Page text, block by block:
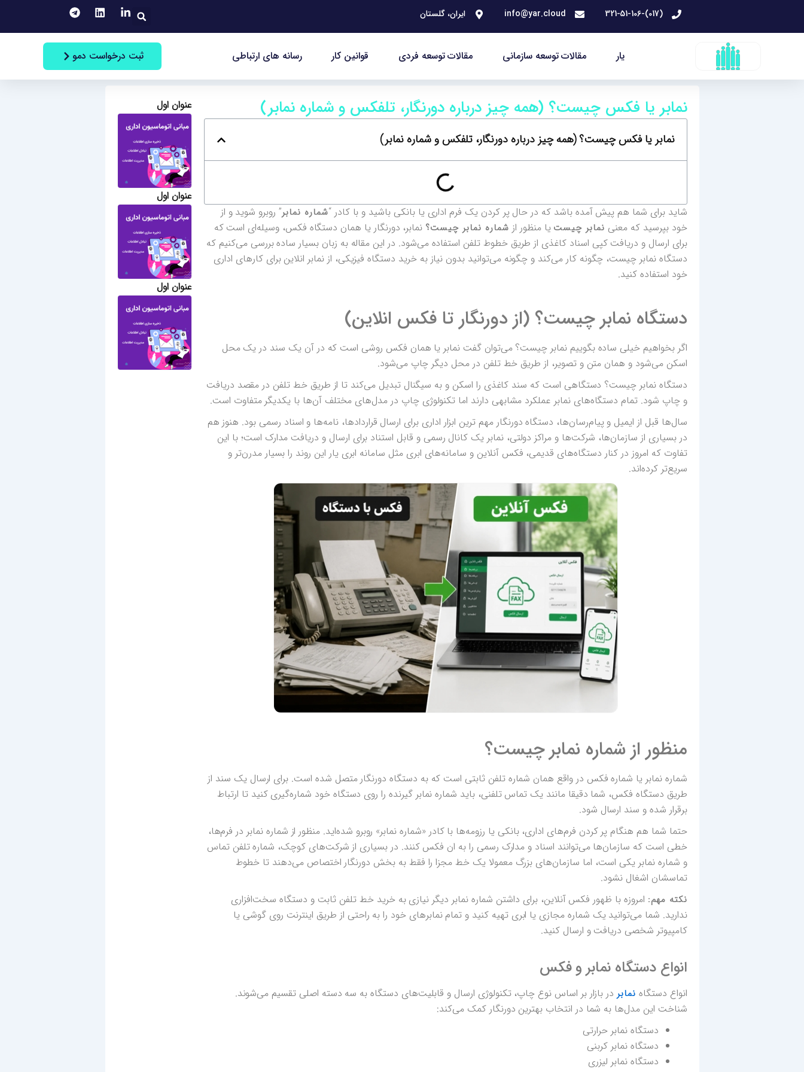
محتوا
(017)-321-51-106
info@yar.cloud ایران، گلستان جستجو
یار مقالات توسعه سازمانی مقالات توسعه فردی قوانین کار رسانه های ارتباطی ثبت درخواست دمو
نمابر یا فکس چیست؟ (همه چیز درباره دورنگار، تلفکس و شماره نمابر)
نمابر یا فکس چیست؟ (همه چیز درباره دورنگار، تلفکس و شماره نمابر)
شاید برای شما هم پیش آمده باشد که در حال پر کردن یک فرم اداری یا بانکی باشید و با کادر “شماره نمابر” روبرو شوید و از
خود بپرسید که معنی نمابر چیست یا منظور از شماره نمابر چیست؟ نمابر، دورنگار یا همان دستگاه فکس، وسیله‌ای است که
برای ارسال و دریافت کپی اسناد کاغذی از طریق خطوط تلفن استفاده می‌شود. در این مقاله به زبان بسیار ساده بررسی می‌کنیم که
دستگاه نمابر چیست، چگونه کار می‌کند و چگونه می‌توانید بدون نیاز به خرید دستگاه فیزیکی، از نمابر انلاین برای کارهای اداری
خود استفاده کنید.
دستگاه نمابر چیست؟ (از دورنگار تا فکس انلاین)
اگر بخواهیم خیلی ساده بگوییم نمابر چیست؟ می‌توان گفت نمابر یا همان فکس روشی است که در آن یک سند در یک محل
اسکن می‌شود و همان متن و تصویر، از طریق خط تلفن در محل دیگر چاپ می‌شود.
دستگاه نمابر چیست؟ دستگاهی است که سند کاغذی را اسکن و به سیگنال تبدیل می‌کند تا از طریق خط تلفن در مقصد دریافت
و چاپ شود. تمام دستگاه‌های نمابر عملکرد مشابهی دارند اما تکنولوژی چاپ در مدل‌های مختلف آن‌ها با یکدیگر متفاوت است.
سال‌ها قبل از ایمیل و پیام‌رسان‌ها، دستگاه دورنگار مهم ترین ابزار اداری برای ارسال قراردادها، نامه‌ها و اسناد رسمی بود. هنوز هم
در بسیاری از سازمان‌ها، شرکت‌ها و مراکز دولتی، نمابر یک کانال رسمی و قابل استناد برای ارسال و دریافت مدارک است؛ با این
تفاوت که امروز در کنار دستگاه‌های قدیمی، فکس آنلاین و سامانه‌های ابری مثل سامانه ابری یار این روند را بسیار مدرن‌تر و
سریع‌تر کرده‌اند.
منظور از شماره نمابر چیست؟
شماره نمابر یا شماره فکس در واقع همان شماره تلفن ثابتی است که به دستگاه دورنگار متصل شده است. برای ارسال یک سند از
طریق دستگاه فکس، شما دقیقا مانند یک تماس تلفنی، باید شماره نمابر گیرنده را روی دستگاه خود شماره‌گیری کنید تا ارتباط
برقرار شده و سند ارسال شود.
حتما شما هم هنگام پر کردن فرم‌های اداری، بانکی یا رزومه‌ها با کادر «شماره نمابر» روبرو شده‌اید. منظور از شماره نمابر در فرم‌ها،
خطی است که سازمان‌ها می‌توانند اسناد و مدارک رسمی را به ان فکس کنند. در بسیاری از شرکت‌های کوچک، شماره تلفن تماس
و شماره نمابر یکی است، اما سازمان‌های بزرگ معمولا یک خط مجزا را فقط به بخش دورنگار اختصاص می‌دهند تا خطوط
تماسشان اشغال نشود.
نکته مهم: امروزه با ظهور فکس آنلاین، برای داشتن شماره نمابر دیگر نیازی به خرید خط تلفن ثابت و دستگاه سخت‌افزاری
ندارید. شما می‌توانید یک شماره مجازی یا ابری تهیه کنید و تمام نمابرهای خود را به راحتی از طریق اینترنت روی گوشی یا
کامپیوتر شخصی دریافت و ارسال کنید.
انواع دستگاه نمابر و فکس
انواع دستگاه نمابر در بازار بر اساس نوع چاپ، تکنولوژی ارسال و قابلیت‌های دستگاه به سه دسته اصلی تقسیم می‌شوند.
شناخت این مدل‌ها به شما در انتخاب بهترین دورنگار کمک می‌کند:
دستگاه نمابر حرارتی
دستگاه نمابر کربنی
دستگاه نمابر ليزری
عنوان اول
عنوان اول
عنوان اول